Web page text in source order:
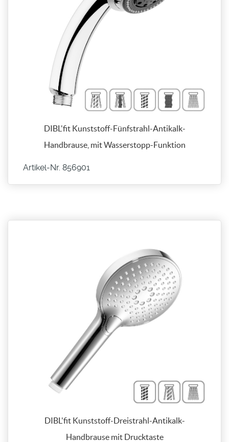
DIBL'fit Kunststoff-Fünfstrahl-Antikalk-
Handbrause, mit Wasserstopp-Funktion
Artikel-Nr. 856901
DIBL'fit Kunststoff-Dreistrahl-Antikalk-
Handbrause mit Drucktaste